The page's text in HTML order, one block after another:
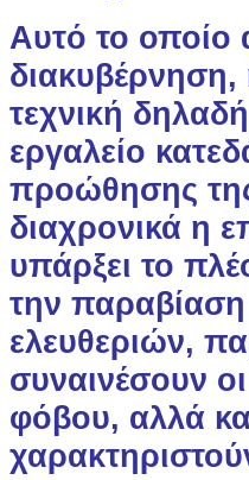
Αυτό το οποίο
διακυβέρνηση,
τεχνική
εργαλείο
προώθησης της
διαχρονικά η
υπάρξει το
την
ελευθεριών,
συναινέσουν
φόβου, αλλά